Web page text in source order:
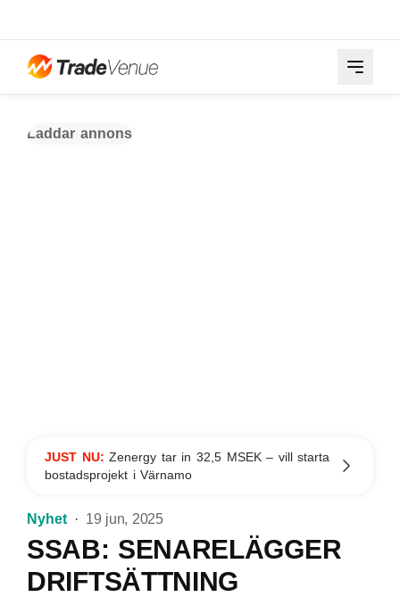
Laddar annons
JUST NU:Zenergy tar in 32,5 MSEK – vill starta
bostadsprojekt i Värnamo
Nyhet 19 jun, 2025
SSAB: SENARELÄGGER
DRIFTSÄTTNING